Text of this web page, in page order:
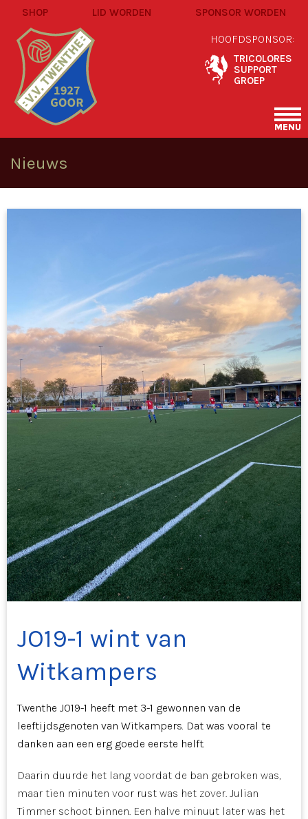
SHOP LID WORDEN SPONSOR WORDEN
HOOFDSPONSOR:
TRICOLORES
SUPPORT
GROEP
MENU
Nieuws
JO19-1 wint van
Witkampers
Twenthe JO19-1 heeft met 3-1 gewonnen van de
leeftijdsgenoten van Witkampers. Dat was vooral te
danken aan een erg goede eerste helft.
Daarin duurde het lang voordat de ban gebroken was,
maar tien minuten voor rust was het zover. Julian
Timmer schoot binnen. Een halve minuut later was het